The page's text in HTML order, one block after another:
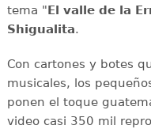
tema "El valle de la
Shigualita.
Con cartones y botes
musicales, los
ponen el toque
video casi 350 mil